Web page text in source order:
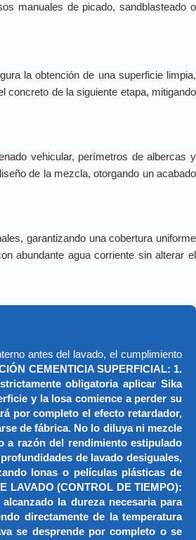
manuales de picado, sandblasteado o
la obtención de una superficie limpia,
concreto de la siguiente etapa, mitigando
vehicular, perímetros de albercas y
de la mezcla, otorgando un acabado
garantizando una cobertura uniforme
abundante agua corriente sin alterar el
antes del lavado, el cumplimiento
CEMENTICIA SUPERFICIAL: 1.
obligatoria aplicar Sika
y la losa comience a perder su
por completo el efecto retardador,
de fábrica. No lo diluya ni mezcle
a razón del rendimiento estipulado
de lavado desiguales,
lonas o películas plásticas de
LAVADO (CONTROL DE TIEMPO):
la dureza necesaria para
directamente de la temperatura
se desprende por completo o se